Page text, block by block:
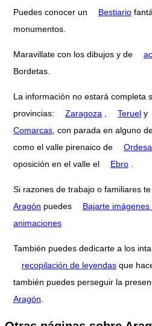
Puedes conocer un Bestiario
monumentos.
Maravillate con los dibujos y de
Bordetas.
La información no estará completa
provincias:
Zaragoza Teruel y
Comarcas , con parada en alguno
como el valle pirenaico de
Ordesa
oposición en el valle el
Ebro
Si razones de trabajo o familiares
Aragón puedes
Bajarte
animaciones
También puedes dedicarte a los
recopilación de leyendas que
también puedes perseguir la
Aragón